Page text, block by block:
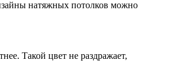
натяжных потолков можно
Такой цвет не раздражает,